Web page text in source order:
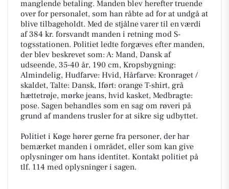
manglende betaling. Manden blev herefter truende
over for personalet, som han råbte ad for at undgå at
blive tilbageholdt. Med de stjålne varer til en værdi
af 384 kr. forsvandt manden i retning mod S-
togsstationen. Politiet ledte forgæves efter manden,
der blev beskrevet som: A: Mand, Dansk af
udseende, 35-40 år, 190 cm, Kropsbygning:
Almindelig, Hudfarve: Hvid, Hårfarve: Kronraget /
skaldet, Talte: Dansk, Iført: orange T-shirt, grå
hættetrøje, mørke jeans, hvid kasket, Medbragte:
pose. Sagen behandles som en sag om røveri på
grund af mandens trusler for at sikre sig udbyttet.
Politiet i Køge hører gerne fra personer, der har
bemærket manden i området, eller som kan give
oplysninger om hans identitet. Kontakt politiet på
tlf. 114 med oplysninger i sagen.